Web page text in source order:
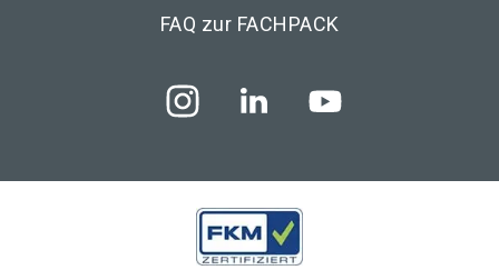
FAQ zur FACHPACK